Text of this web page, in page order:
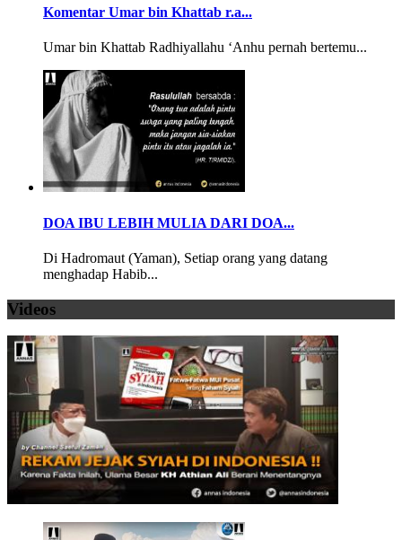
Komentar Umar bin Khattab r.a...
Umar bin Khattab Radhiyallahu ‘Anhu pernah bertemu...
DOA IBU LEBIH MULIA DARI DOA...
Di Hadromaut (Yaman), Setiap orang yang datang
menghadap Habib...
Videos